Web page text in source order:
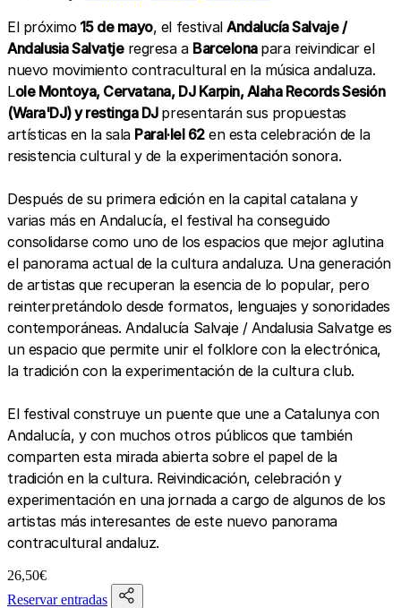
El próximo 15 de mayo, el festivalAndalucía Salvaje /
Andalusia Salvatjeregresa a Barcelona para reivindicar el
nuevo movimiento contracultural en la música andaluza.
Lole Montoya, Cervatana, DJ Karpin, Alaha Records Sesión
(Wara'DJ) y restinga DJ presentarán sus propuestas
artísticas en la sala Paral·lel 62en esta celebración de la
resistencia cultural y de la experimentación sonora.
Después de su primera edición en la capital catalana y
varias más en Andalucía, el festival ha conseguido
consolidarse como uno de los espacios que mejor aglutina
el panorama actual de la cultura andaluza. Una generación
de artistas que recuperan la esencia de lo popular, pero
reinterpretándolo desde formatos, lenguajes y sonoridades
contemporáneas. Andalucía Salvaje / Andalusia Salvatge es
un espacio que permite unir el folklore con la electrónica,
la tradición con la experimentación de la cultura club.
El festival construye un puente que une a Catalunya con
Andalucía, y con muchos otros públicos que también
comparten esta mirada abierta sobre el papel de la
tradición en la cultura. Reivindicación, celebración y
experimentación en una jornada a cargo de algunos de los
artistas más interesantes de este nuevo panorama
contracultural andaluz.
26,50€
Reservar entradas